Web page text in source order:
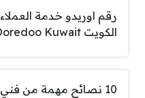
رقم اوريدو خدمة العملاء
الكويت Ooredoo Kuwait
10 نصائح مهمة من فني